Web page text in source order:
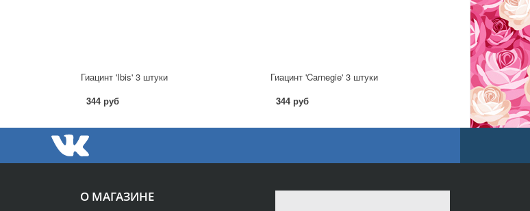
Гиацинт 'Ibis' 3 штуки
344 руб
Гиацинт 'Carnegie' 3 штуки
344 руб
О МАГАЗИНЕ